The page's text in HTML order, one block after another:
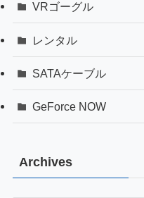
VRゴーグル
レンタル
SATAケーブル
GeForce NOW
Archives